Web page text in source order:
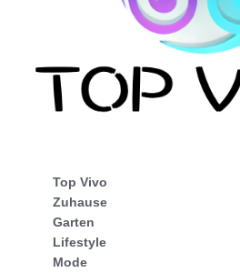
Top Vivo
Zuhause
Garten
Lifestyle
Mode